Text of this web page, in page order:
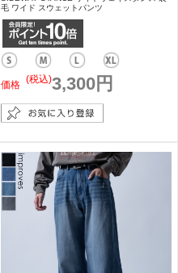
毛 ワイド スウェットパンツ
価格 3,300円
(税込)